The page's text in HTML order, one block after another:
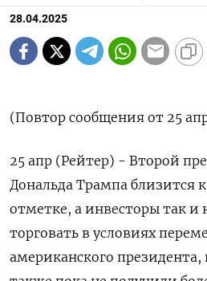
28.04.2025
(Повтор сообщения от 25
25 апр (Рейтер) - Второй
Дональда Трампа близится
отметке, а инвесторы так и
торговать в условиях
американского